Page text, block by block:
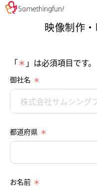
映像制作
「＊ 」は必須項目です。
御社名
都道府県
お名前